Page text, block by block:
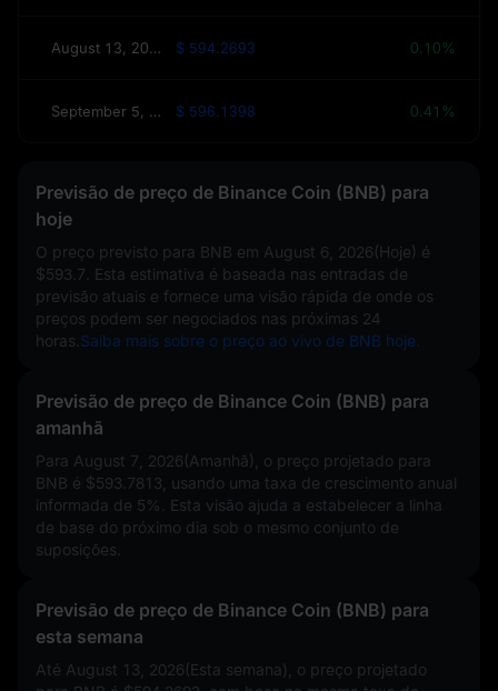
August 13, 2026(Esta semana) $ 594.2693 0.10%
September 5, 2026(30 dias) $ 596.1398 0.41%
Previsão de preço de Binance Coin (BNB) para
hoje
O preço previsto para BNB em August 6, 2026(Hoje) é
$593.7 . Esta estimativa é baseada nas entradas de
previsão atuais e fornece uma visão rápida de onde os
preços podem ser negociados nas próximas 24
horas. Saiba mais sobre o preço ao vivo de BNB hoje.
Previsão de preço de Binance Coin (BNB) para
amanhã
Para August 7, 2026(Amanhã), o preço projetado para
BNB é $593.7813 , usando uma taxa de crescimento anual
informada de 5%
. Esta visão ajuda a estabelecer a linha
de base do próximo dia sob o mesmo conjunto de
suposições.
Previsão de preço de Binance Coin (BNB) para
esta semana
Até August 13, 2026(Esta semana), o preço projetado